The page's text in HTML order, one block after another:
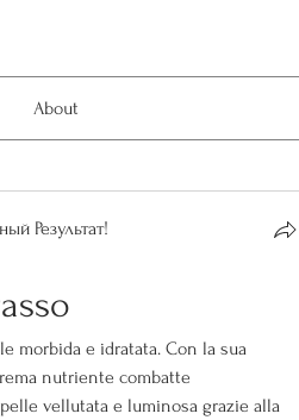
About
Результат!
morbida e idratata. Con la sua
nutriente combatte
vellutata e luminosa grazie alla